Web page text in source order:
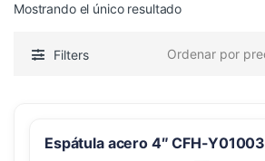
Mostrando el único resultado
Filters
Espátula acero 4″ CFH-Y01003